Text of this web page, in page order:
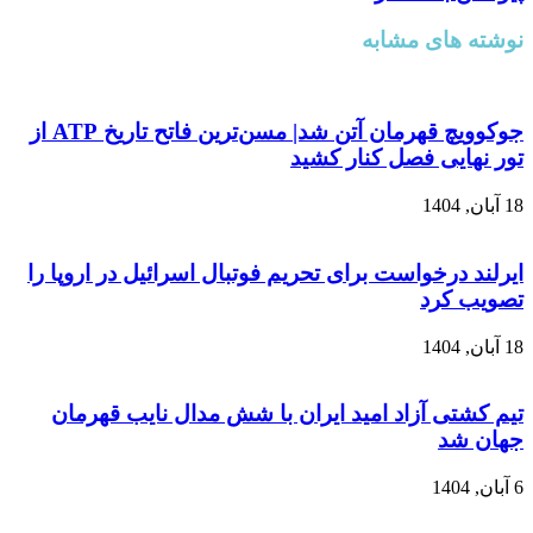
نوشته های مشابه
جوکوویچ قهرمان آتن شد| مسن‌ترین فاتح تاریخ ATP از
تور نهایی فصل کنار کشید
18 آبان, 1404
ایرلند درخواست برای تحریم فوتبال اسرائیل در اروپا را
تصویب کرد
18 آبان, 1404
تیم کشتی آزاد امید ایران با شش مدال نایب قهرمان
جهان شد
6 آبان, 1404